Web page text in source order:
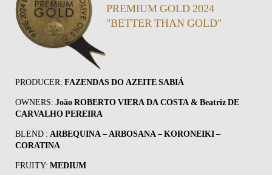
PREMIUM GOLD 2024
"BETTER THAN GOLD"
PRODUCER: FAZENDAS DO AZEITE SABIÁ
OWNERS: João ROBERTO VIERA DA COSTA & Beatriz DE
CARVALHO PEREIRA
BLEND : ARBEQUINA – ARBOSANA – KORONEIKI –
CORATINA
FRUITY: MEDIUM